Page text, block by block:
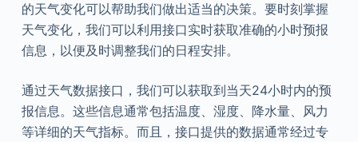
的天气变化可以帮助我们做出适当的决策。要时刻掌握
天气变化，我们可以利用接口实时获取准确的小时预报
信息，以便及时调整我们的日程安排。
通过天气数据接口，我们可以获取到当天24小时内的预
报信息。这些信息通常包括温度、湿度、降水量、风力
等详细的天气指标。而且，接口提供的数据通常经过专